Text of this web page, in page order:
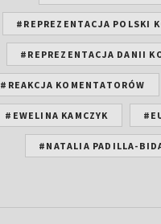
#REPREZENTACJA POLSKI
#REPREZENTACJA DANII
#REAKCJA KOMENTATORÓW
#EWELINA KAMCZYK
#NATALIA PADILLA-